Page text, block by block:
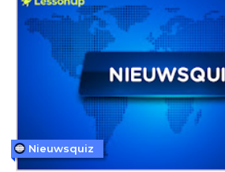
Nieuwsquiz